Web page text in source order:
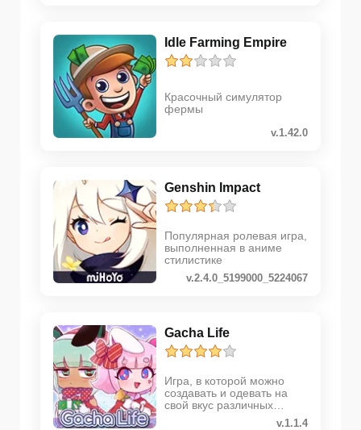
Idle Farming Empire
Красочный симулятор
фермы
v.1.42.0
Genshin Impact
Популярная ролевая игра,
выполненная в аниме
стилистике
v.2.4.0_5199000_5224067
Gacha Life
Игра, в которой можно
создавать и одевать на
свой вкус различных
v.1.1.4